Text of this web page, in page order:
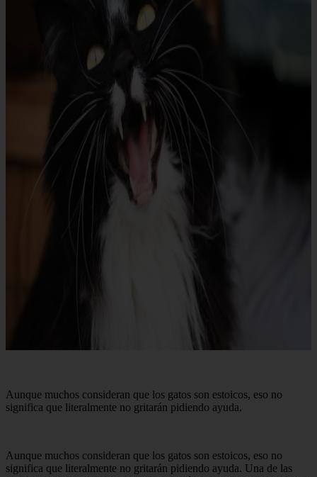
Aunque muchos consideran que los gatos son estoicos, eso no
significa que literalmente no gritarán pidiendo ayuda.
Aunque muchos consideran que los gatos son estoicos, eso no
significa que literalmente no gritarán pidiendo ayuda. Una de las